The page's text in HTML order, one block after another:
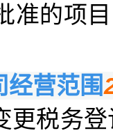
准的项
经营范围
更税务